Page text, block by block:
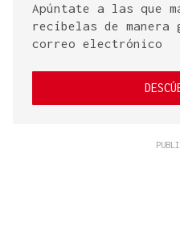
Apúntate a las que
recíbelas de
correo electrónico